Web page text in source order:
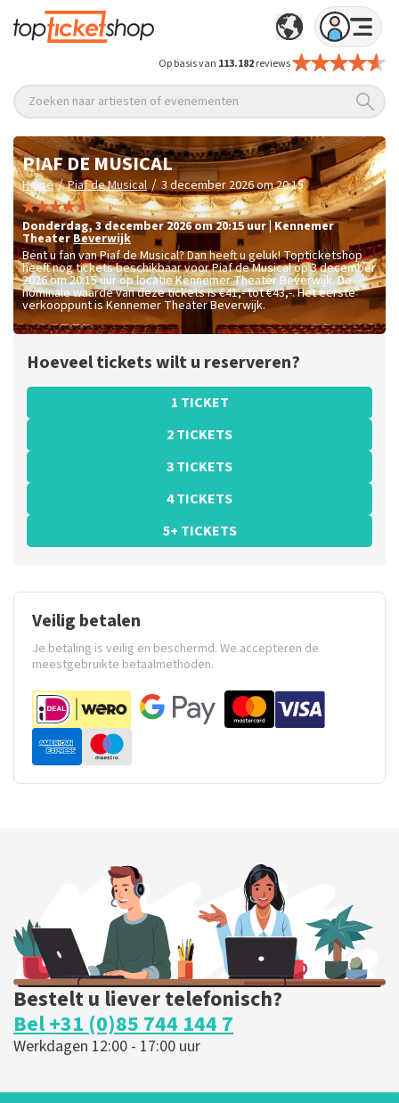
Op basis van 113.182reviews
Zoeken naar artiesten of evenementen
PIAF DE MUSICAL
Home / Piaf de Musical / 3 december 2026 om 20:15
donderdag,3 december 2026 om 20:15uur |Kennemer
TheaterBeverwijk
Bent u fan van Piaf de Musical? Dan heeft u geluk! Topticketshop
heeft nog tickets beschikbaar voor Piaf de Musical op 3 december
2026 om 20:15 uur op locatie Kennemer Theater Beverwijk. De
nominale waarde van deze tickets is€41,- tot €43,-. Het eerste
verkooppunt is Kennemer Theater Beverwijk.
Hoeveel tickets wilt u reserveren?
1 TICKET
2 TICKETS
3 TICKETS
4 TICKETS
5+ TICKETS
Veilig betalen
Je betaling is veilig en beschermd. We accepteren de
meestgebruikte betaalmethoden.
Bestelt u liever telefonisch?
Bel +31 (0)85 744 144 7
Werkdagen 12:00 - 17:00 uur